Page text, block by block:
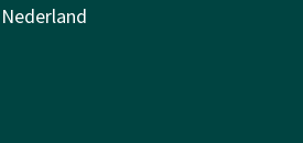
Nederland